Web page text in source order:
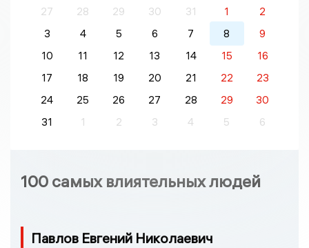
27
28 29 30 31 1
2
3
4 5 6 7 8
9
10
11 12 13 14 15
16
17
18 19 20 21 22
23
24
25 26 27 28 29
30
31
1 2 3 4 5 6
100 самых влиятельных людей
Павлов Евгений Николаевич